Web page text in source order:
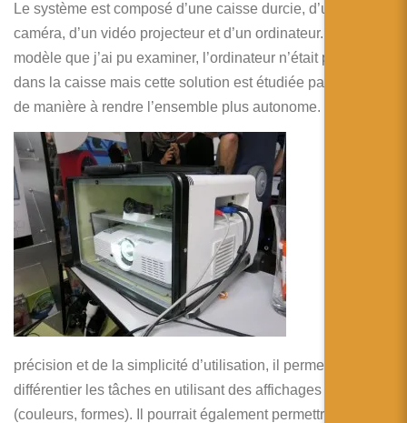
Le système est composé d’une caisse durcie, d’une
caméra, d’un vidéo projecteur et d’un ordinateur. Dans le
modèle que j’ai pu examiner, l’ordinateur n’était pas intégré
dans la caisse mais cette solution est étudiée par l’équipe
de manière à rendre l’ensemble plus autonome.
précision et de la simplicité d’utilisation, il permet de
différentier les tâches en utilisant des affichages différents
(couleurs, formes). Il pourrait également permettre des